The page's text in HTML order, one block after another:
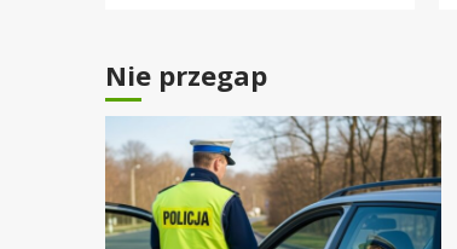
Nie przegap